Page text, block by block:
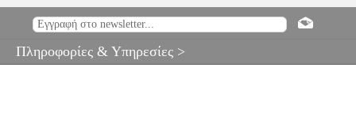
Πληροφορίες & Υπηρεσίες >